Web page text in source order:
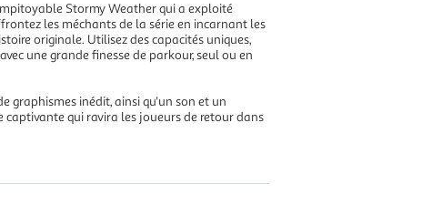
Stormy Weather qui a exploité
les méchants de la série en incarnant les
originale. Utilisez des capacités uniques,
une grande finesse de parkour, seul ou en
graphismes inédit, ainsi qu'un son et un
qui ravira les joueurs de retour dans